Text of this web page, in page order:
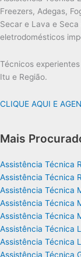
Freezers, Adegas,
Secar e Lava e
eletrodomésticos
Técnicos
Itu e Região.
CLIQUE AQUI E
Mais
Assistência Técnica
Assistência Técnica
Assistência Técnica
Assistência Técnica
Assistência Técnica
Assistência Técnica
Assistência Técnica
Assistência Técnica